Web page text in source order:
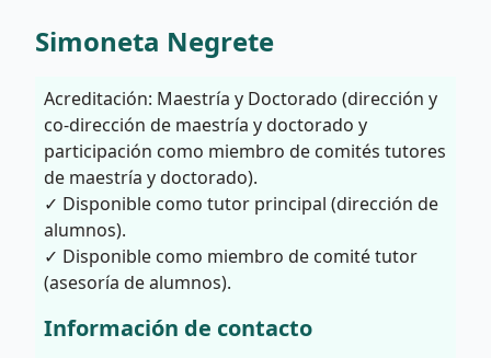
Simoneta Negrete
Acreditación: Maestría y Doctorado (dirección y
co-dirección de maestría y doctorado y
participación como miembro de comités tutores
de maestría y doctorado).
✓ Disponible como tutor principal (dirección de
alumnos).
✓ Disponible como miembro de comité tutor
(asesoría de alumnos).
Información de contacto